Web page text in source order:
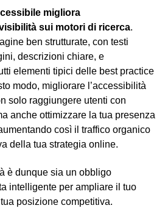
migliora
sui motori di ricerca.
ben strutturate, con testi
descrizioni chiare, e
elementi tipici delle best practice
modo, migliorare l’accessibilità
solo raggiungere utenti con
anche ottimizzare la tua presenza
così il traffico organico
della tua strategia online.
è dunque sia un obbligo
intelligente per ampliare il tuo
posizione competitiva.